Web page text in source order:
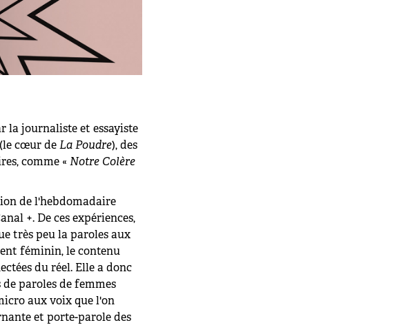
la journaliste et essayiste
cœur deLa Poudre), des
comme « Notre Colère
de l'hebdomadaire
+. De ces expériences,
très peu la paroles aux
féminin, le contenu
du réel. Elle a donc
paroles de femmes
aux voix que l'on
et porte-parole des